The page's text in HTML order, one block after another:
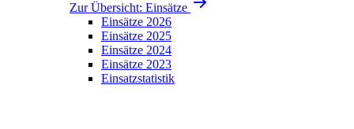
Zur Übersicht: Einsätze
Einsätze 2026
Einsätze 2025
Einsätze 2024
Einsätze 2023
Einsatzstatistik